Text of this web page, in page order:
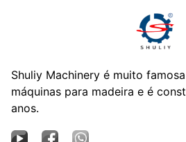
Shuliy Machinery é muito
máquinas para madeira e é
anos.